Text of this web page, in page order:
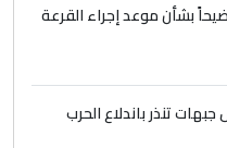
بشأن موعد إجراء القرعة
تنذر باندلاع الحرب